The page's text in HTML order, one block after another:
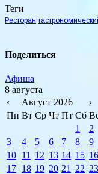
Теги
Ресторан
Поделиться
Афиша
8 августа
‹
Август 2026
›
Пн Вт Ср Чт Пт Сб
1
2
3
4 5 6 7 8
9
10 11 12 13 14 15 16
17 18 19 20 21 22 23